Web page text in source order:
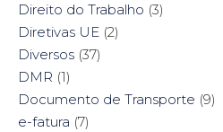
Direito do Trabalho (3)
Diretivas UE (2)
Diversos (37)
DMR (1)
Documento de Transporte (9)
e-fatura (7)